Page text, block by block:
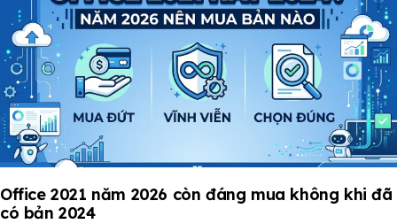
Office 2021 năm 2026 còn đáng mua không khi đã
có bản 2024